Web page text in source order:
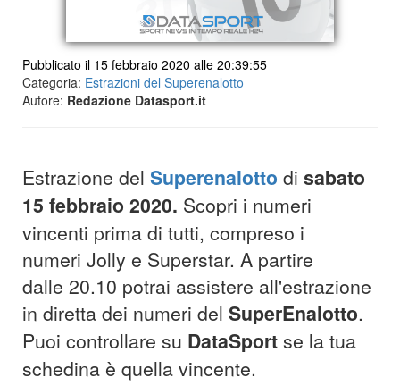
Pubblicato il 15 febbraio 2020 alle 20:39:55
Categoria: Estrazioni del Superenalotto
Autore: Redazione Datasport.it
Estrazione del Superenalotto di sabato
15 febbraio 2020. Scopri i numeri
vincenti prima di tutti, compreso i
numeri Jolly e Superstar. A partire
dalle 20.10 potrai assistere all'estrazione
in diretta dei numeri del SuperEnalotto.
Puoi controllare su DataSport se la tua
schedina è quella vincente.